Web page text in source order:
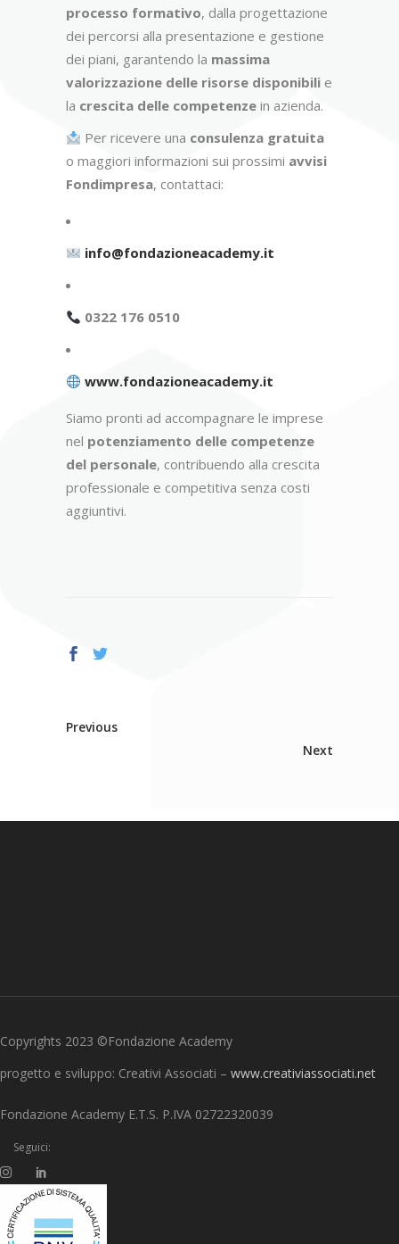
processo formativo, dalla progettazione
dei percorsi alla presentazione e gestione
dei piani, garantendo la massima
valorizzazione delle risorse disponibili e
la crescita delle competenze in azienda.
Per ricevere una consulenza gratuita
o maggiori informazioni sui prossimi avvisi
Fondimpresa, contattaci:
info@fondazioneacademy.it
0322 176 0510
www.fondazioneacademy.it
Siamo pronti ad accompagnare le imprese
nel potenziamento delle competenze
del personale, contribuendo alla crescita
professionale e competitiva senza costi
aggiuntivi.
Previous
Next
Copyrights 2023 ©Fondazione Academy
progetto e sviluppo: Creativi Associati – www.creativiassociati.net
Fondazione Academy E.T.S. P.IVA 02722320039
Seguici: